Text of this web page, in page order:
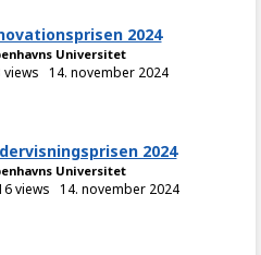
2024
Universitet
views 14. november 2024
2024
Universitet
views 14. november 2024